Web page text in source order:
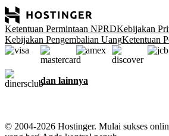
Ketentuan Permintaan NPRDKebijakan
Kebijakan Pengembalian UangKetentuan
dan lainnya
© 2004-2026 Hostinger. Mulai sukses